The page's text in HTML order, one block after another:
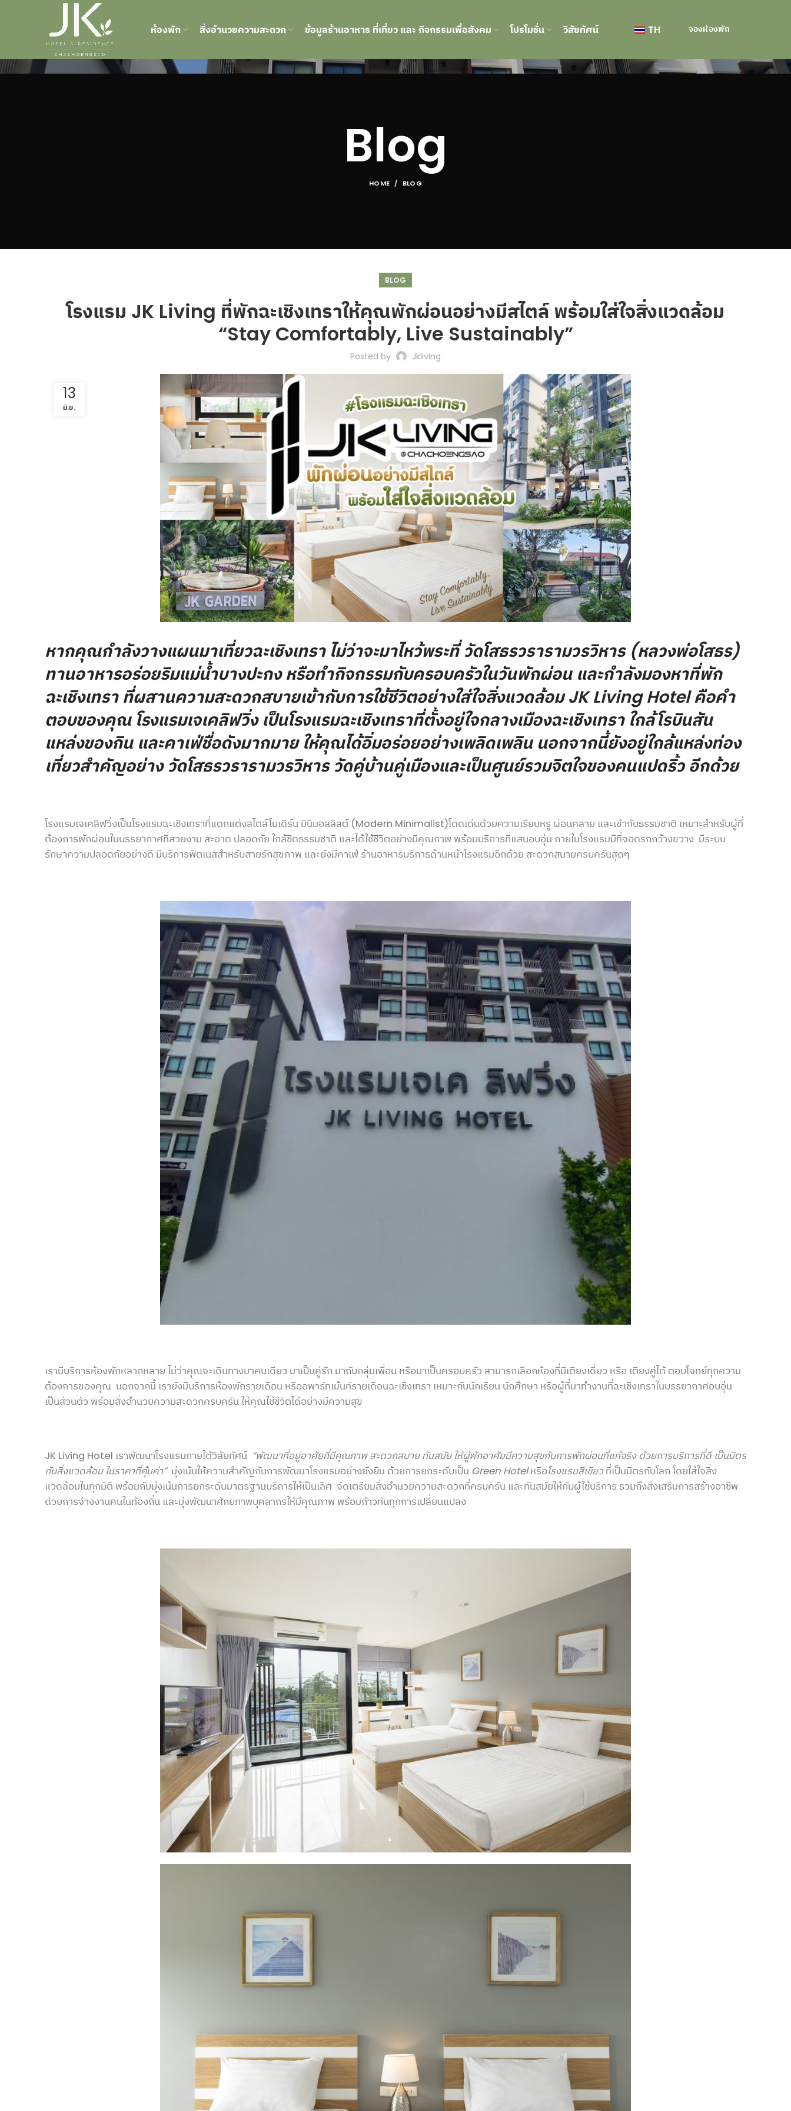
ห้องพัก สิ่งอำนวยความสะดวก ข้อมูลร้านอาหาร ที่เที่ยว และ กิจกรรมเพื่อสังคม โปรโมชั่น วิสัยทัศน์ TH จองห้องพัก
Blog
HOME BLOG
BLOG
โรงแรม JK Living ที่พักฉะเชิงเทราให้คุณพักผ่อนอย่างมีสไตล์ พร้อมใส่ใจสิ่งแวดล้อม
“Stay Comfortably, Live Sustainably”
Posted by Jkliving
13
มิ.ย.
หากคุณกำลังวางแผนมาเที่ยวฉะเชิงเทรา ไม่ว่าจะมาไหว้พระที่วัดโสธรวรารามวรวิหาร (หลวงพ่อโสธร)
ทานอาหารอร่อยริมแม่น้ำบางปะกง หรือทำกิจกรรมกับครอบครัวในวันพักผ่อน และกำลังมองหาที่พัก
ฉะเชิงเทรา ที่ผสานความสะดวกสบายเข้ากับการใช้ชีวิตอย่างใส่ใจสิ่งแวดล้อม JK Living Hotel คือคำ
ตอบของคุณ โรงแรมเจเคลิฟวิ่ง เป็นโรงแรมฉะเชิงเทราที่ตั้งอยู่ใจกลางเมืองฉะเชิงเทรา ใกล้โรบินสัน
แหล่งของกิน และคาเฟ่ชื่อดังมากมาย ให้คุณได้อิ่มอร่อยอย่างเพลิดเพลิน นอกจากนี้ยังอยู่ใกล้แหล่งท่อง
เที่ยวสำคัญอย่าง วัดโสธรวรารามวรวิหาร วัดคู่บ้านคู่เมืองและเป็นศูนย์รวมจิตใจของคนแปดริ้ว อีกด้วย
โรงแรมเจเคลิฟวิ่งเป็นโรงแรมฉะเชิงเทราที่แตกแต่งสไตล์โมเดิร์น มินิมอลลิสต์ (Modern Minimalist)โดดเด่นด้วยความเรียบหรู ผ่อนคลาย และเข้ากับธรรมชาติ เหมาะสำหรับผู้ที่
ต้องการพักผ่อนในบรรยากาศที่สวยงาม สะอาด ปลอดภัย ใกล้ชิดธรรมชาติ และได้ใช้ชีวิตอย่างมีคุณภาพ พร้อมบริการที่แสนอบอุ่น ภายในโรงแรมมีที่จอดรถกว้างขวาง มีระบบ
รักษาความปลอดภัยอย่างดี มีบริการฟิตเนสสำหรับสายรักสุขภาพ และยังมีคาเฟ่ ร้านอาหารบริการด้านหน้าโรงแรมอีกด้วย สะดวกสบายครบครันสุดๆ
เรามีบริการห้องพักหลากหลาย ไม่ว่าคุณจะเดินทางมาคนเดียว มาเป็นคู่รัก มากับกลุ่มเพื่อน หรือมาเป็นครอบครัว สามารถเลือกห้องที่มีเตียงเดี่ยว หรือ เตียงคู่ได้ ตอบโจทย์ทุกความ
ต้องการของคุณ นอกจากนี้ เรายังมีบริการห้องพักรายเดือน หรืออพาร์ทเม้นท์รายเดือนฉะเชิงเทรา เหมาะกับนักเรียน นักศึกษา หรือผู้ที่มาทำงานที่ฉะเชิงเทราในบรรยากาศอบอุ่น
เป็นส่วนตัว พร้อมสิ่งอำนวยความสะดวกครบครัน ให้คุณใช้ชีวิตได้อย่างมีความสุข
JK Living Hotel เราพัฒนาโรงแรมภายใต้วิสัยทัศน์ “พัฒนาที่อยู่อาศัยที่มีคุณภาพ สะดวกสบาย ทันสมัย ให้ผู้พักอาศัยมีความสุขกับการพักผ่อนที่แท้จริง ด้วยการบริการที่ดี เป็นมิตร
กับสิ่งแวดล้อม ในราคาที่คุ้มค่า” มุ่งเน้นให้ความสำคัญกับการพัฒนาโรงแรมอย่างยั่งยืน ด้วยการยกระดับเป็น Green Hotelหรือโรงแรมสีเขียวที่เป็นมิตรกับโลก โดยใส่ใจสิ่ง
แวดล้อมในทุกมิติ พร้อมกับมุ่งเน้นการยกระดับมาตรฐานบริการให้เป็นเลิศ จัดเตรียมสิ่งอำนวยความสะดวกที่ครบครัน และทันสมัยให้กับผู้ใช้บริการ รวมถึงส่งเสริมการสร้างอาชีพ
ด้วยการจ้างงานคนในท้องถิ่น และมุ่งพัฒนาศักยภาพบุคลากรให้มีคุณภาพ พร้อมก้าวทันทุกการเปลี่ยนแปลง